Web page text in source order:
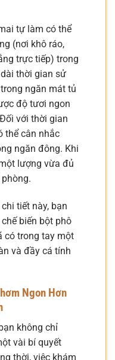
tự làm có thể
(nơi khô ráo,
trực tiếp) trong
thời gian sử
ngăn mát tủ
độ tươi ngon
với thời gian
thể cân nhắc
ngăn đông. Khi
lượng vừa đủ
tiết này, bạn
biến bột phô
có trong tay một
và đầy cá tính
Ngon Hơn
không chỉ
vài bí quyết
thời, việc khám